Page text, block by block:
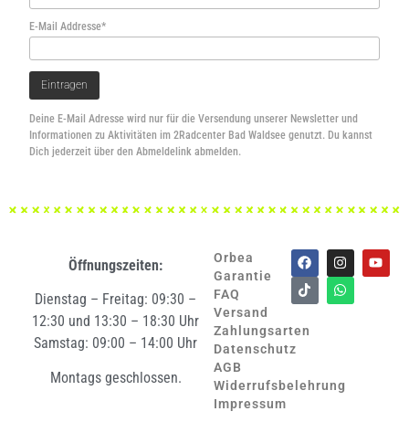
E-Mail Addresse*
Deine E-Mail Adresse wird nur für die Versendung unserer Newsletter und
Informationen zu Aktivitäten im 2Radcenter Bad Waldsee genutzt. Du kannst
Dich jederzeit über den Abmeldelink abmelden.
Öffnungszeiten:
Dienstag – Freitag: 09:30 –
12:30 und 13:30 – 18:30 Uhr
Samstag: 09:00 – 14:00 Uhr
Montags geschlossen.
Orbea
Garantie
FAQ
Versand
Zahlungsarten
Datenschutz
AGB
Widerrufsbelehrung
Impressum